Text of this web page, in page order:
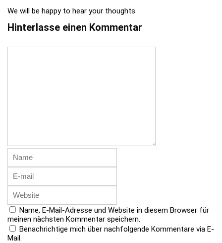
We will be happy to hear your thoughts
Hinterlasse einen Kommentar
Name, E-Mail-Adresse und Website in diesem Browser für
meinen nächsten Kommentar speichern.
Benachrichtige mich über nachfolgende Kommentare via E-
Mail.